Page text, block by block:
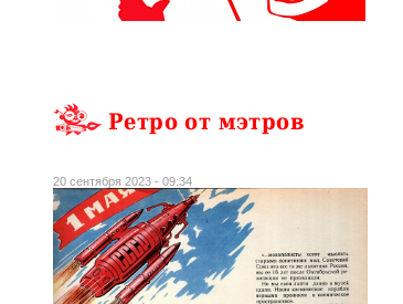
Ретро от мэтров
20 сентября 2023 - 09:34